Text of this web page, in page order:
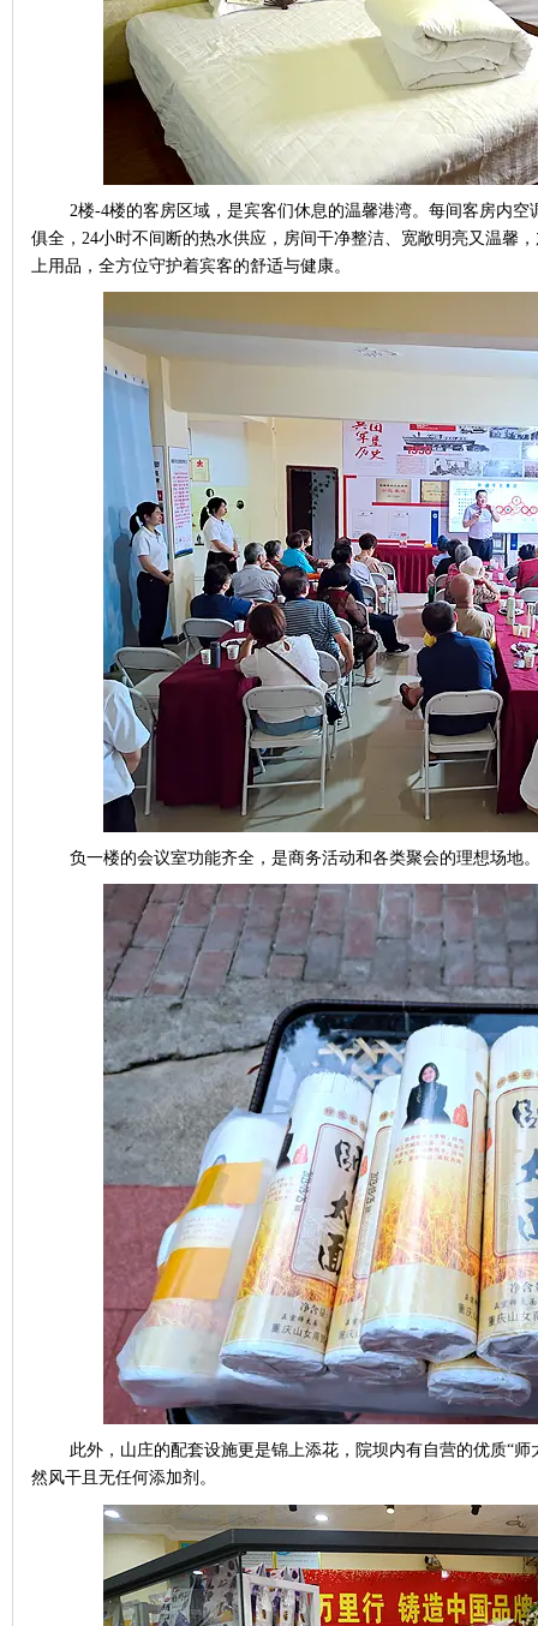
2楼-4楼的客房区域，是宾客们休息的温馨港湾。每间客房内
俱全， 24小时不间断的热水供应，房间干净整洁、宽敞明亮又温馨
上用品，全方位守护着宾客的舒适与健康。
负一楼的会议室功能齐全，是商务活动和各类聚会的理想场地
此外，山庄的配套设施更是锦上添花，院坝内有自营的优质“师
然风干且无任何添加剂。